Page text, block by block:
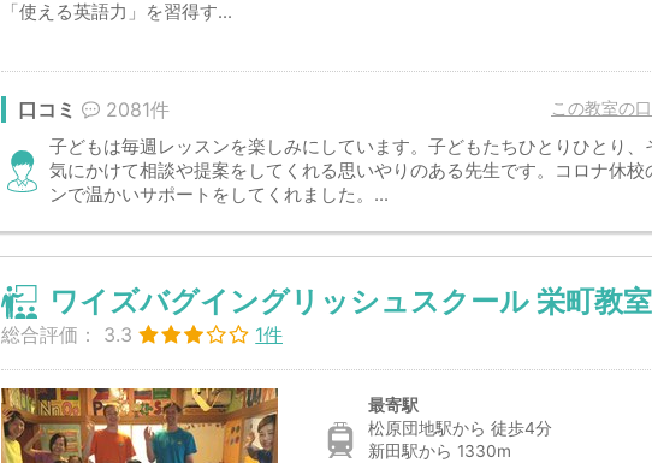
「使える英語力」を習得す...
この教室の
口コミ 2081件
子どもは毎週レッスンを楽しみにしています。子どもたちひとりひとり、
気にかけて相談や提案をしてくれる思いやりのある先生です。コロナ休校
ンで温かいサポートをしてくれました。...
ワイズバグイングリッシュスクール 栄町教室
総合評価： 3.3 1件
最寄駅
松原団地駅から 徒歩4分
新田駅から 1330m